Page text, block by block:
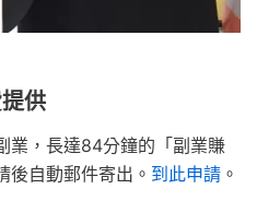
供
業，長達84分鐘的「副業賺
後自動郵件寄出。 到此申請 。